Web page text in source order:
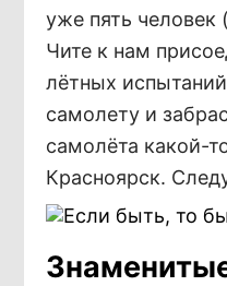
уже пять человек
Чите к нам
лётных
самолету и
самолёта какой-
Красноярск.